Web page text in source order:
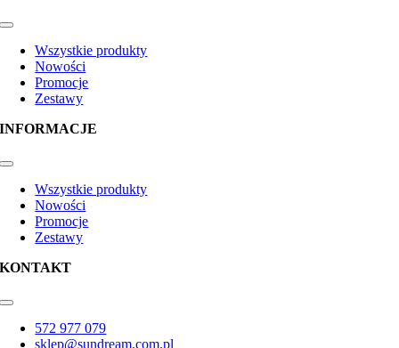
Toggle
NavigationWszystkie produkty
Nowości
Promocje
Zestawy
INFORMACJE
Toggle
NavigationWszystkie produkty
Nowości
Promocje
Zestawy
KONTAKT
Toggle
Navigation572 977 079
sklep@sundream.com.pl